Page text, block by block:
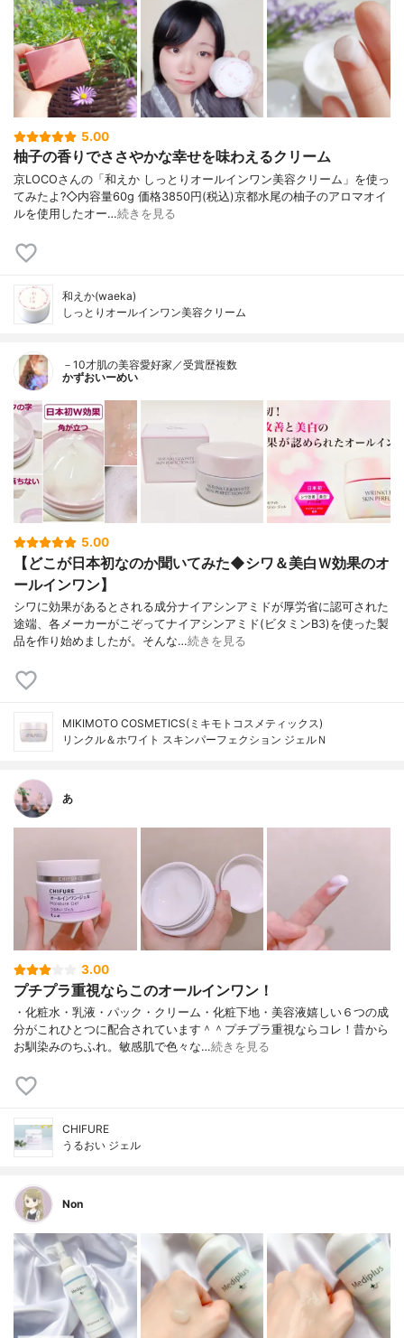
5.00
柚子の香りでささやかな幸せを味わえるクリーム
京LOCOさんの「和えか しっとりオールインワン美容クリーム」を使っ
てみたよ?◇内容量60g 価格3850円(税込)京都水尾の柚子のアロマオイ
ルを使用したオー…続きを見る
和えか(waeka)
しっとりオールインワン美容クリーム
－10才肌の美容愛好家／受賞歴複数
かずおいーめい
5.00
【どこが日本初なのか聞いてみた◆シワ＆美白Ｗ効果のオ
ールインワン】
シワに効果があるとされる成分ナイアシンアミドが厚労省に認可された
途端、各メーカーがこぞってナイアシンアミド(ビタミンB3)を使った製
品を作り始めましたが。そんな…続きを見る
MIKIMOTO COSMETICS(ミキモトコスメティックス)
リンクル＆ホワイト スキンパーフェクション ジェルＮ
あ
3.00
プチプラ重視ならこのオールインワン！
・化粧水・乳液・パック・クリーム・化粧下地・美容液嬉しい６つの成
分がこれひとつに配合されています＾＾プチプラ重視ならコレ！昔から
お馴染みのちふれ。敏感肌で色々な…続きを見る
CHIFURE
うるおい ジェル
Non